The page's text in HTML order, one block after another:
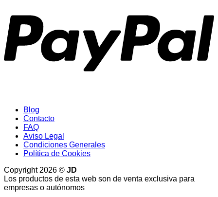
Blog
Contacto
FAQ
Aviso Legal
Condiciones Generales
Política de Cookies
Copyright 2026 © JD
Los productos de esta web son de venta exclusiva para
empresas o autónomos